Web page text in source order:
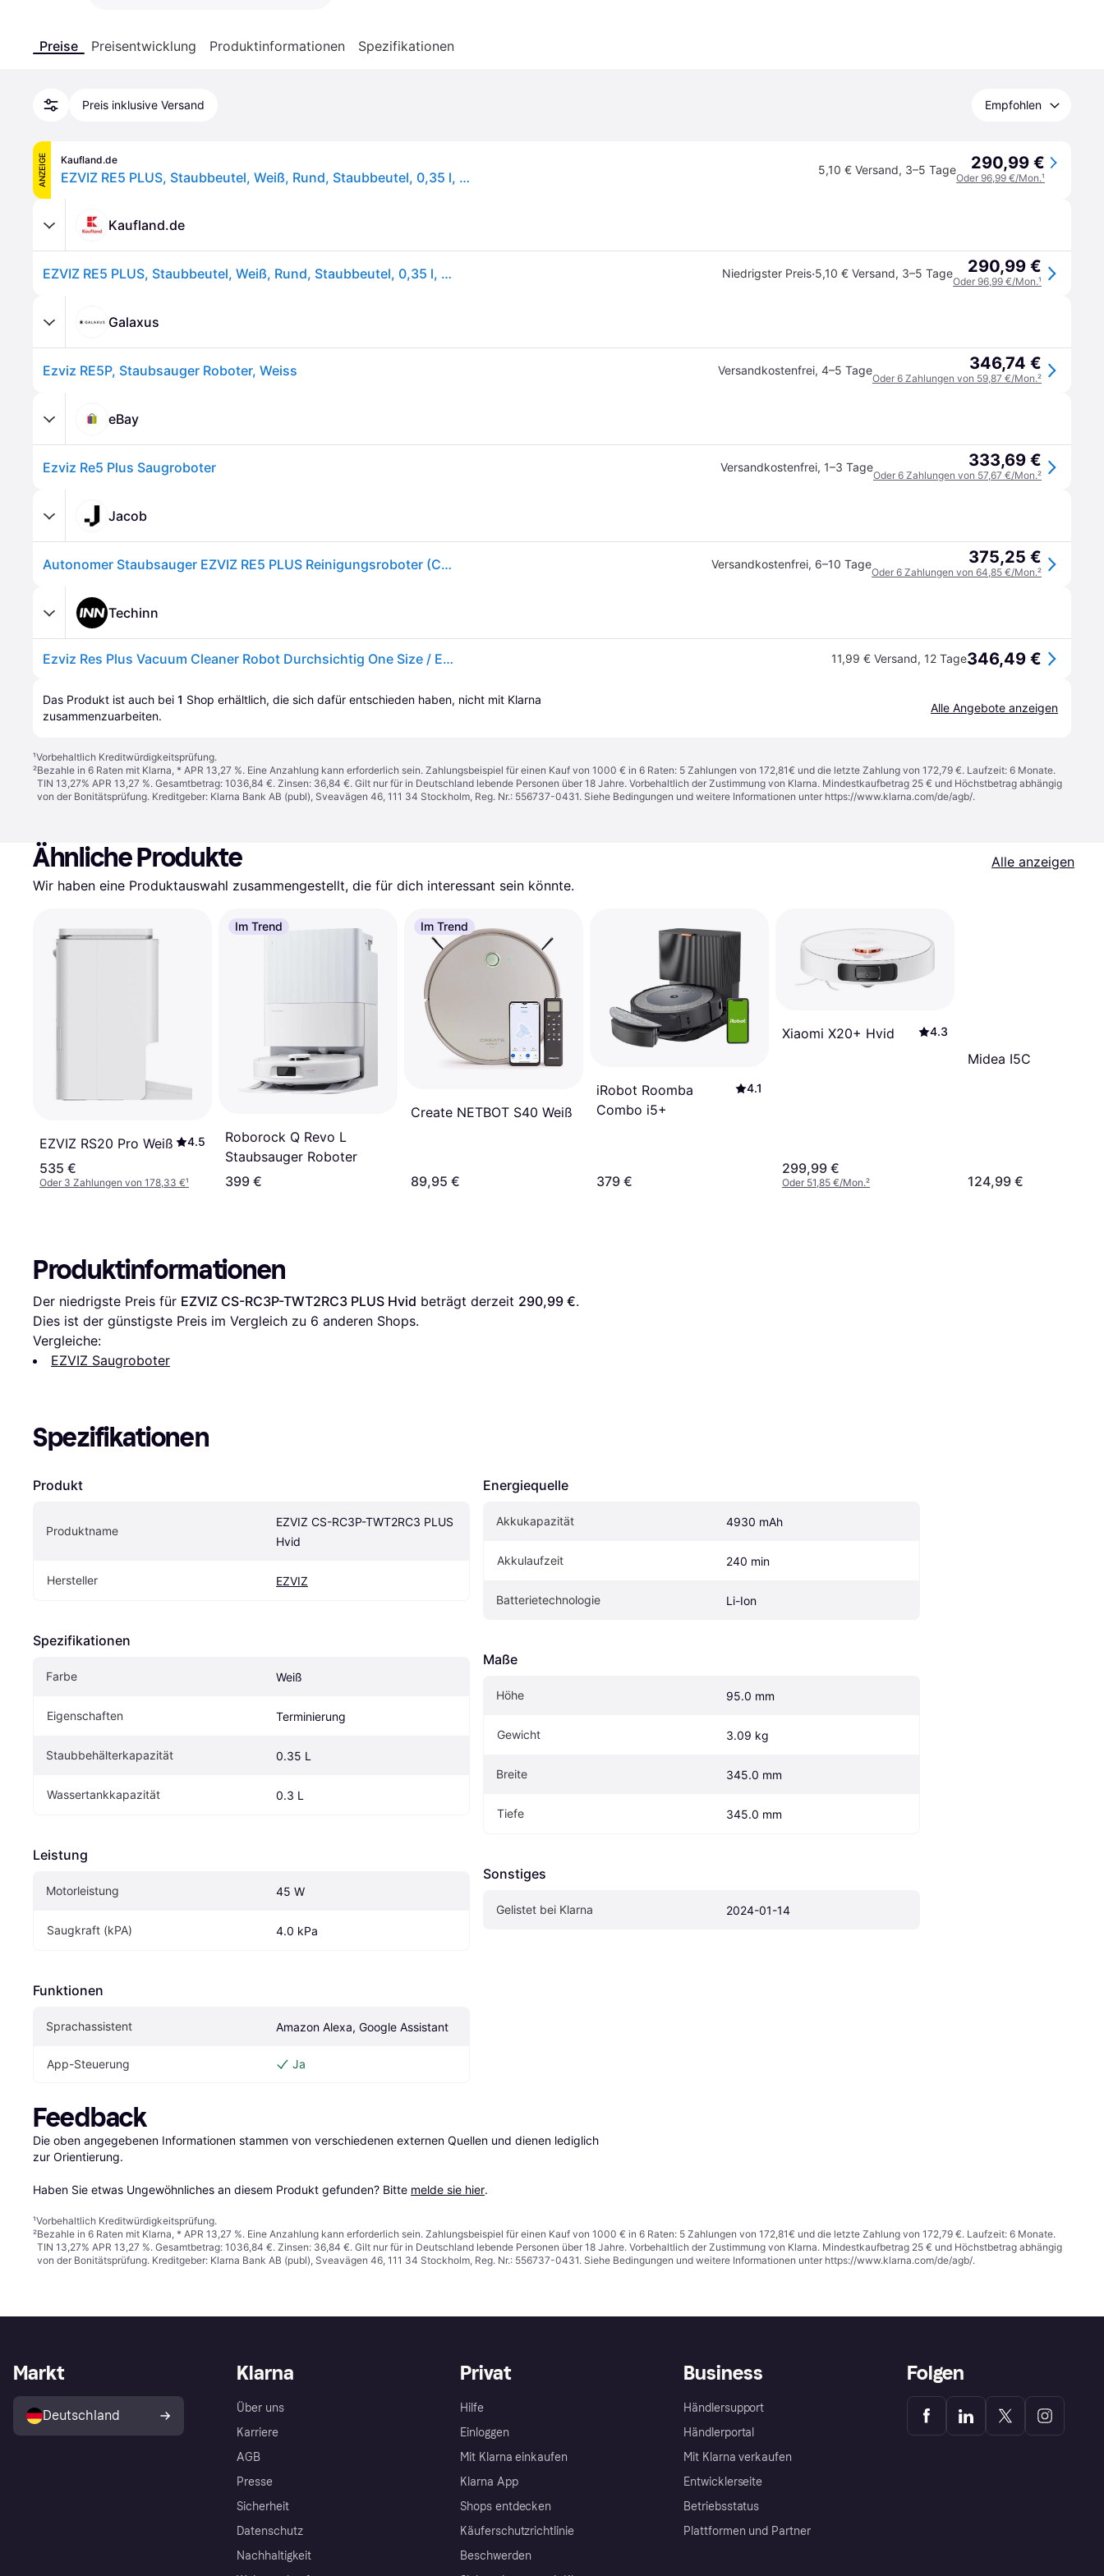
Preise Preisentwicklung Produktinformationen Spezifikationen
Preis inklusive Versand Empfohlen
ANZEIGE Kaufland.de
EZVIZ RE5 PLUS, Staubbeutel, Weiß, Rund, Staubbeutel, 0,35 l, Ladend, Purification 5,10 € Versand, 3–5 Tage 290,99 €
Oder 96,99 €/Mon.¹
Kaufland.de
EZVIZ RE5 PLUS, Staubbeutel, Weiß, Rund, Staubbeutel, 0,35 l, Ladend, Purification Niedrigster Preis·5,10 € Versand, 3–5 Tage 290,99 €
Oder 96,99 €/Mon.¹
Galaxus
Ezviz RE5P, Staubsauger Roboter, Weiss Versandkostenfrei, 4–5 Tage 346,74 €
Oder 6 Zahlungen von 59,87 €/Mon.²
eBay
Ezviz Re5 Plus Saugroboter Versandkostenfrei, 1–3 Tage 333,69 €
Oder 6 Zahlungen von 57,67 €/Mon.²
Jacob
Autonomer Staubsauger EZVIZ RE5 PLUS Reinigungsroboter (CS-RE5P-TWT2) Weiß (CS-RE5P-TWT2) Versandkostenfrei, 6–10 Tage 375,25 €
Oder 6 Zahlungen von 64,85 €/Mon.²
Techinn
Ezviz Res Plus Vacuum Cleaner Robot Durchsichtig One Size / EU Plug 220V 11,99 € Versand, 12 Tage346,49 €
Das Produkt ist auch bei 1 Shop erhältlich, die sich dafür entschieden haben, nicht mit Klarna
zusammenzuarbeiten.
Alle Angebote anzeigen
¹Vorbehaltlich Kreditwürdigkeitsprüfung.
²Bezahle in 6 Raten mit Klarna, * APR 13,27 %. Eine Anzahlung kann erforderlich sein. Zahlungsbeispiel für einen Kauf von 1000 € in 6 Raten: 5 Zahlungen von 172,81€ und die letzte Zahlung von 172,79 €. Laufzeit: 6 Monate.
TIN 13,27% APR 13,27 %. Gesamtbetrag: 1036,84 €. Zinsen: 36,84 €. Gilt nur für in Deutschland lebende Personen über 18 Jahre. Vorbehaltlich der Zustimmung von Klarna. Mindestkaufbetrag 25 € und Höchstbetrag abhängig
von der Bonitätsprüfung. Kreditgeber: Klarna Bank AB (publ), Sveavägen 46, 111 34 Stockholm, Reg. Nr.: 556737-0431. Siehe Bedingungen und weitere Informationen unter https://www.klarna.com/de/agb/.
Ähnliche Produkte
Alle anzeigen
Wir haben eine Produktauswahl zusammengestellt, die für dich interessant sein könnte.
EZVIZ RS20 Pro Weiß 4.5
535 €
Oder 3 Zahlungen von 178,33 €¹
Im Trend
Roborock Q Revo L
Staubsauger Roboter
399 €
Im Trend
Create NETBOT S40 Weiß
89,95 €
iRobot Roomba
Combo i5+
4.1
379 €
Xiaomi X20+ Hvid 4.3
299,99 €
Oder 51,85 €/Mon.²
Midea I5C
124,99 €
Produktinformationen
Der niedrigste Preis für EZVIZ CS-RC3P-TWT2RC3 PLUS Hvid beträgt derzeit 290,99 €.
Dies ist der günstigste Preis im Vergleich zu 6 anderen Shops.
Vergleiche:
EZVIZ Saugroboter
Spezifikationen
Produkt
Produktname
EZVIZ CS-RC3P-TWT2RC3 PLUS
Hvid
Hersteller EZVIZ
Spezifikationen
Farbe Weiß
Eigenschaften Terminierung
Staubbehälterkapazität 0.35 L
Wassertankkapazität 0.3 L
Leistung
Motorleistung 45 W
Saugkraft (kPA) 4.0 kPa
Funktionen
Sprachassistent Amazon Alexa, Google Assistant
App-Steuerung Ja
Energiequelle
Akkukapazität 4930 mAh
Akkulaufzeit 240 min
Batterietechnologie Li-Ion
Maße
Höhe 95.0 mm
Gewicht 3.09 kg
Breite 345.0 mm
Tiefe 345.0 mm
Sonstiges
Gelistet bei Klarna 2024-01-14
Feedback
Die oben angegebenen Informationen stammen von verschiedenen externen Quellen und dienen lediglich
zur Orientierung.
Haben Sie etwas Ungewöhnliches an diesem Produkt gefunden? Bitte melde sie hier.
¹Vorbehaltlich Kreditwürdigkeitsprüfung.
²Bezahle in 6 Raten mit Klarna, * APR 13,27 %. Eine Anzahlung kann erforderlich sein. Zahlungsbeispiel für einen Kauf von 1000 € in 6 Raten: 5 Zahlungen von 172,81€ und die letzte Zahlung von 172,79 €. Laufzeit: 6 Monate.
TIN 13,27% APR 13,27 %. Gesamtbetrag: 1036,84 €. Zinsen: 36,84 €. Gilt nur für in Deutschland lebende Personen über 18 Jahre. Vorbehaltlich der Zustimmung von Klarna. Mindestkaufbetrag 25 € und Höchstbetrag abhängig
von der Bonitätsprüfung. Kreditgeber: Klarna Bank AB (publ), Sveavägen 46, 111 34 Stockholm, Reg. Nr.: 556737-0431. Siehe Bedingungen und weitere Informationen unter https://www.klarna.com/de/agb/.
Klarna
Über uns
Karriere
AGB
Presse
Sicherheit
Datenschutz
Nachhaltigkeit
Privat
Hilfe
Einloggen
Mit Klarna einkaufen
Klarna App
Shops entdecken
Käuferschutzrichtlinie
Beschwerden
Business
Händlersupport
Händlerportal
Mit Klarna verkaufen
Entwicklerseite
Betriebsstatus
Plattformen und Partner
Markt
Deutschland
Folgen